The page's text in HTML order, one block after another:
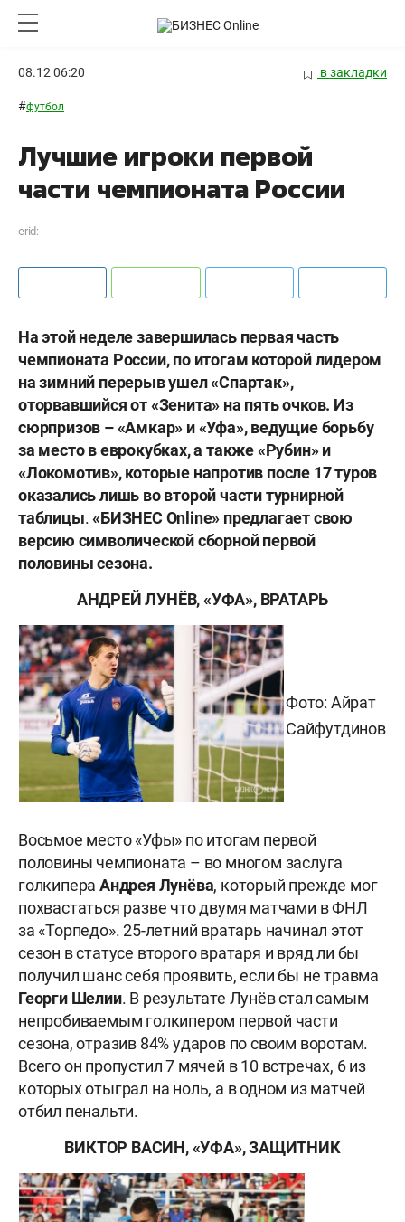
08.12 06:20 в закладки
#футбол
Лучшие игроки первой
части чемпионата России
erid:
На этой неделе завершилась первая часть
чемпионата России, по итогам которой лидером
на зимний перерыв ушел «Спартак»,
оторвавшийся от «Зенита» на пять очков. Из
сюрпризов – «Амкар» и «Уфа», ведущие борьбу
за место в еврокубках, а также «Рубин» и
«Локомотив», которые напротив после 17 туров
оказались лишь во второй части турнирной
таблицы.«БИЗНЕС Online» предлагает свою
версию символической сборной первой
половины сезона.
АНДРЕЙ ЛУНЁВ, «УФА», ВРАТАРЬ
Фото: Айрат
Сайфутдинов
Восьмое место «Уфы» по итогам первой
половины чемпионата – во многом заслуга
голкипера Андрея Лунёва, который прежде мог
похвастаться разве что двумя матчами в ФНЛ
за «Торпедо». 25-летний вратарь начинал этот
сезон в статусе второго вратаря и вряд ли бы
получил шанс себя проявить, если бы не травма
Георги Шелии. В результате Лунёв стал самым
непробиваемым голкипером первой части
сезона, отразив 84% ударов по своим воротам.
Всего он пропустил 7 мячей в 10 встречах, 6 из
которых отыграл на ноль, а в одном из матчей
отбил пенальти.
ВИКТОР ВАСИН,«УФА»,ЗАЩИТНИК